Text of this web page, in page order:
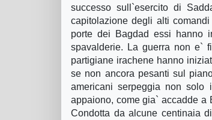
successo sull`esercito di
capitolazione degli alti
porte dei Bagdad essi hanno
spavalderie. La guerra non e`
partigiane irachene hanno
se non ancora pesanti sul
americani serpeggia non solo
appaiono, come gia` accadde a
Condotta da alcune centinaia